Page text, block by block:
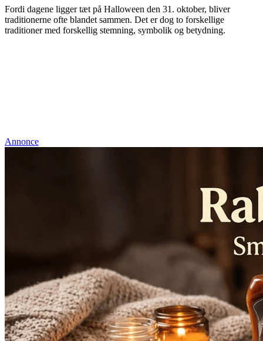
Fordi dagene ligger tæt på Halloween den 31. oktober, bliver
traditionerne ofte blandet sammen. Det er dog to forskellige
traditioner med forskellig stemning, symbolik og betydning.
Annonce